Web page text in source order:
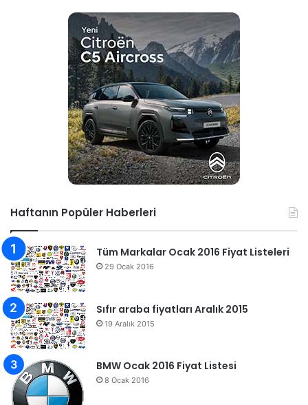
Haftanın Popüler Haberleri
Tüm Markalar Ocak 2016 Fiyat Listeleri
29 Ocak 2016
Sıfır araba fiyatları Aralık 2015
19 Aralık 2015
BMW Ocak 2016 Fiyat Listesi
8 Ocak 2016